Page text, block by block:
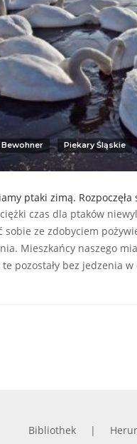
Bewohner Piekary Śląskie
ptaki zimą.
czas dla ptaków
sobie ze zdobyciem
Mieszkańcy naszego
te pozostały bez jedzenia
Bibliothek